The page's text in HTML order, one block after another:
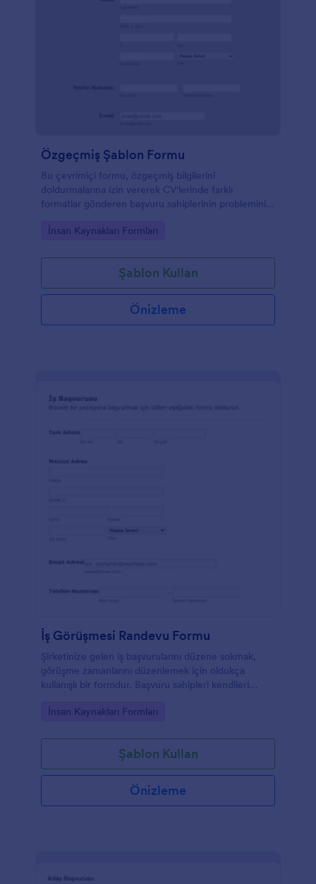
Özgeçmiş Şablon Formu
Bu çevrimiçi formu, özgeçmiş bilgilerini
doldurmalarına izin vererek CV'lerinde farklı
formatlar gönderen başvuru sahiplerinin problemini
Go to Category:
İnsan Kaynakları Formları
Şablon Kullan
Önizleme
İş Görüşmesi Randevu Formu
Şirketinize gelen iş başvurularını düzene sokmak,
görüşme zamanlarını düzenlemek için oldukça
kullanışlı bir formdur. Başvuru sahipleri kendileri
saatini belirleyebilirler.
Go to Category:
İnsan Kaynakları Formları
Şablon Kullan
Önizleme